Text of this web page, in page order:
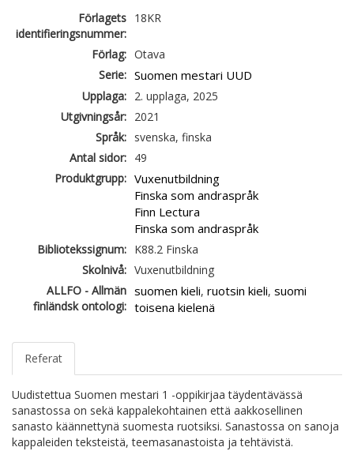
Förlagets
identifieringsnummer:
18KR
Förlag: Otava
Serie: Suomen mestari UUD
Upplaga: 2. upplaga, 2025
Utgivningsår: 2021
Språk: svenska, finska
Antal sidor: 49
Produktgrupp: Vuxenutbildning
Finska som andraspråk
Finn Lectura
Finska som andraspråk
Bibliotekssignum: K88.2 Finska
Skolnivå: Vuxenutbildning
ALLFO - Allmän
finländsk ontologi:
suomen kieli, ruotsin kieli, suomi
toisena kielenä
Referat
Uudistettua Suomen mestari 1 -oppikirjaa täydentävässä
sanastossa on sekä kappalekohtainen että aakkosellinen
sanasto käännettynä suomesta ruotsiksi. Sanastossa on sanoja
kappaleiden teksteistä, teemasanastoista ja tehtävistä.